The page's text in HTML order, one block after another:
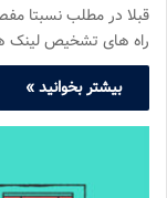
قبلا در مطلب نسبتا
راه های تشخیص لینک
بیشتر بخوانید »